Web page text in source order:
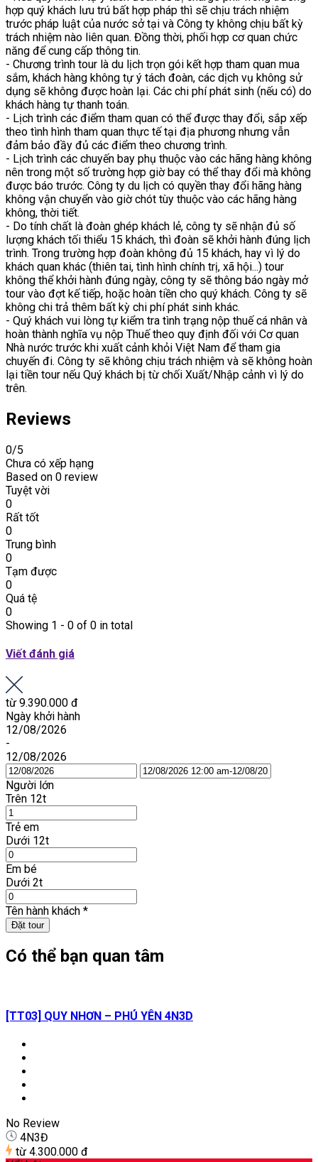
hợp quý khách lưu trú bất hợp pháp thì sẽ chịu trách nhiệm
trước pháp luật của nước sở tại và Công ty không chịu bất kỳ
trách nhiệm nào liên quan. Đồng thời, phối hợp cơ quan chức
năng để cung cấp thông tin.
- Chương trình tour là du lịch trọn gói kết hợp tham quan mua
sắm, khách hàng không tự ý tách đoàn, các dịch vụ không sử
dụng sẽ không được hoàn lại. Các chi phí phát sinh (nếu có) do
khách hàng tự thanh toán.
- Lịch trình các điểm tham quan có thể được thay đổi, sắp xếp
theo tình hình tham quan thực tế tại địa phương nhưng vẫn
đảm bảo đầy đủ các điểm theo chương trình.
- Lịch trình các chuyến bay phụ thuộc vào các hãng hàng không
nên trong một số trường hợp giờ bay có thể thay đổi mà không
được báo trước. Công ty du lịch có quyền thay đổi hãng hàng
không vận chuyển vào giờ chót tùy thuộc vào các hãng hàng
không, thời tiết.
- Do tính chất là đoàn ghép khách lẻ, công ty sẽ nhận đủ số
lượng khách tối thiểu 15 khách, thì đoàn sẽ khởi hành đúng lịch
trình. Trong trường hợp đoàn không đủ 15 khách, hay vì lý do
khách quan khác (thiên tai, tình hình chính trị, xã hội...) tour
không thể khởi hành đúng ngày, công ty sẽ thông báo ngày mở
tour vào đợt kế tiếp, hoặc hoàn tiền cho quý khách. Công ty sẽ
không chi trả thêm bất kỳ chi phí phát sinh khác.
- Quý khách vui lòng tự kiểm tra tình trạng nộp thuế cá nhân và
hoàn thành nghĩa vụ nộp Thuế theo quy định đối với Cơ quan
Nhà nước trước khi xuất cảnh khỏi Việt Nam để tham gia
chuyến đi. Công ty sẽ không chịu trách nhiệm và sẽ không hoàn
lại tiền tour nếu Quý khách bị từ chối Xuất/Nhập cảnh vì lý do
trên.
Reviews
0/5
Chưa có xếp hạng
Based on 0 review
Tuyệt vời
0
Rất tốt
0
Trung bình
0
Tạm được
0
Quá tệ
0
Showing 1 - 0 of 0 in total
Viết đánh giá
từ 9.390.000 đ
Ngày khởi hành
12/08/2026
-
12/08/2026
Người lớn
Trên 12t
Trẻ em
Dưới 12t
Em bé
Dưới 2t
Tên hành khách *
Đặt tour
Có thể bạn quan tâm
[TT03] QUY NHƠN – PHÚ YÊN 4N3D
No Review
4N3Đ
từ 4.300.000 đ